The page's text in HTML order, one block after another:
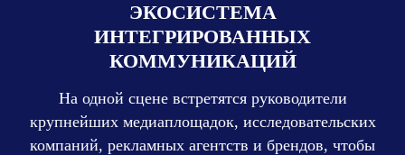
ЭКОСИСТЕМА
ИНТЕГРИРОВАННЫХ
КОММУНИКАЦИЙ
На одной сцене встретятся руководители
крупнейших медиаплощадок, исследовательских
компаний, рекламных агентств и брендов, чтобы